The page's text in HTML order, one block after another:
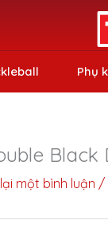
Phụ
Black
một bình luận /